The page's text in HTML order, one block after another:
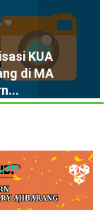
KUA
di MA